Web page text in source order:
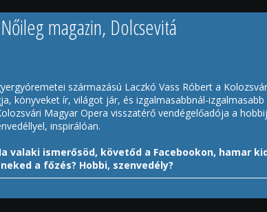
magazin, Dolcsevitá
származású Laczkó Vass Róbert a
könyveket ír, világot jár, és izgalmasabbnál-
Magyar Opera visszatérő vendégelőadója a
inspirálóan.
valaki ismerősöd, követőd a Facebookon, hamar
a főzés? Hobbi, szenvedély?